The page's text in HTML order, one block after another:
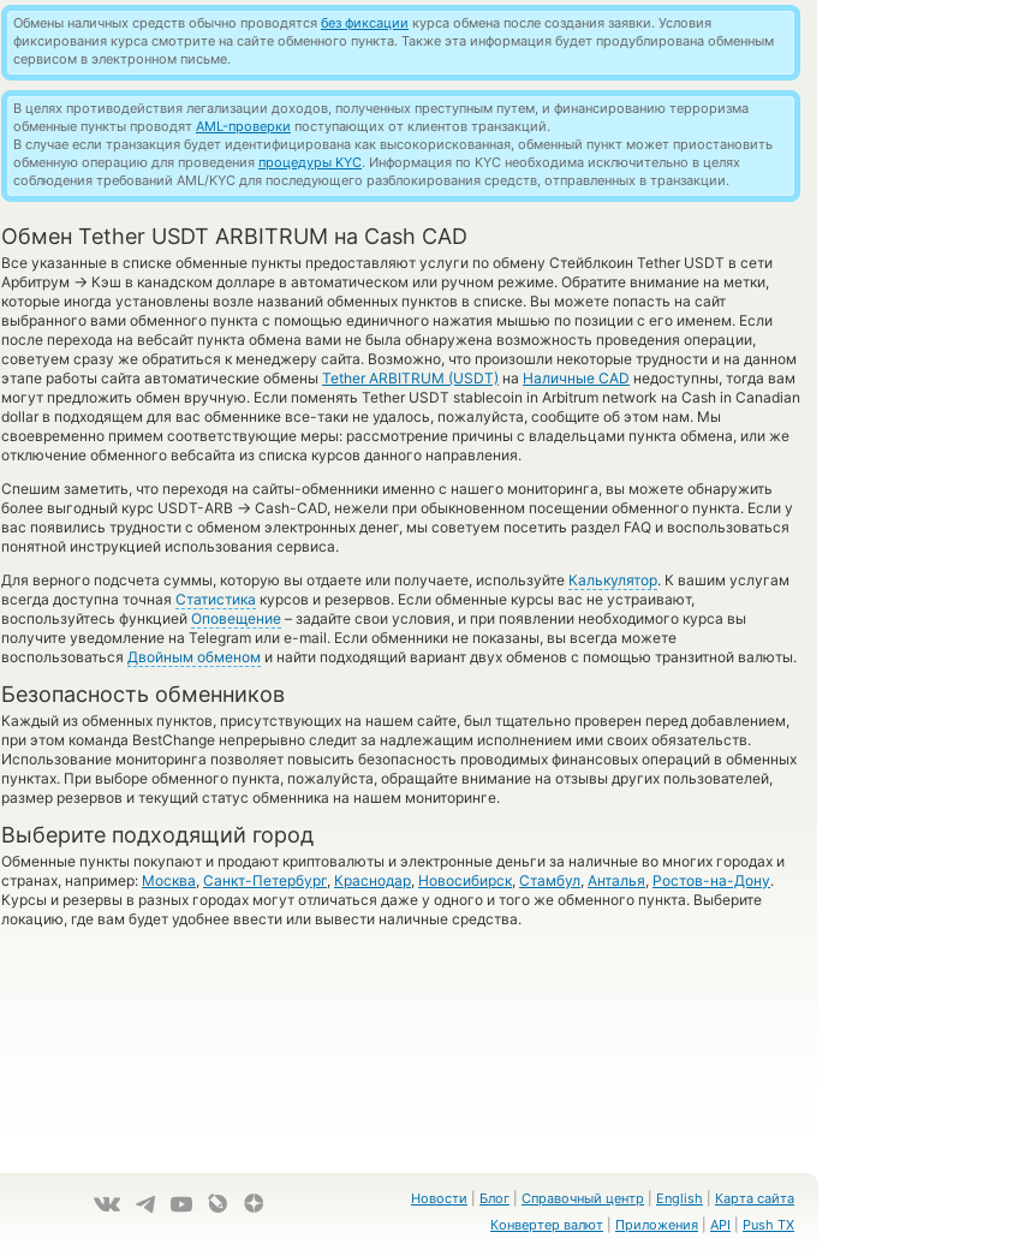
Обмены наличных средств обычно проводятся без фиксации курса обмена после создания заявки. Условия
фиксирования курса смотрите на сайте обменного пункта. Также эта информация будет продублирована обменным
сервисом в электронном письме.
В целях противодействия легализации доходов, полученных преступным путем, и финансированию терроризма
обменные пункты проводят AML-проверки поступающих от клиентов транзакций.
В случае если транзакция будет идентифицирована как высокорискованная, обменный пункт может приостановить
обменную операцию для проведения процедуры KYC. Информация по KYC необходима исключительно в целях
соблюдения требований AML/KYC для последующего разблокирования средств, отправленных в транзакции.
Обмен Tether USDT ARBITRUM на Cash CAD
Все указанные в списке обменные пункты предоставляют услуги по обмену Стейблкоин Tether USDT в сети
Арбитрум → Кэш в канадском долларе в автоматическом или ручном режиме. Обратите внимание на метки,
которые иногда установлены возле названий обменных пунктов в списке. Вы можете попасть на сайт
выбранного вами обменного пункта с помощью единичного нажатия мышью по позиции с его именем. Если
после перехода на вебсайт пункта обмена вами не была обнаружена возможность проведения операции,
советуем сразу же обратиться к менеджеру сайта. Возможно, что произошли некоторые трудности и на данном
этапе работы сайта автоматические обмены Tether ARBITRUM (USDT) на Наличные CAD недоступны, тогда вам
могут предложить обмен вручную. Если поменять Tether USDT stablecoin in Arbitrum network на Cash in Canadian
dollar в подходящем для вас обменнике все-таки не удалось, пожалуйста, сообщите об этом нам. Мы
своевременно примем соответствующие меры: рассмотрение причины с владельцами пункта обмена, или же
отключение обменного вебсайта из списка курсов данного направления.
Спешим заметить, что переходя на сайты-обменники именно с нашего мониторинга, вы можете обнаружить
более выгодный курс USDT-ARB → Cash-CAD, нежели при обыкновенном посещении обменного пункта. Если у
вас появились трудности с обменом электронных денег, мы советуем посетить раздел FAQ и воспользоваться
понятной инструкцией использования сервиса.
Для верного подсчета суммы, которую вы отдаете или получаете, используйте Калькулятор. К вашим услугам
всегда доступна точная Статистика курсов и резервов. Если обменные курсы вас не устраивают,
воспользуйтесь функцией Оповещение – задайте свои условия, и при появлении необходимого курса вы
получите уведомление на Telegram или e-mail. Если обменники не показаны, вы всегда можете
воспользоваться Двойным обменом и найти подходящий вариант двух обменов с помощью транзитной валюты.
Безопасность обменников
Каждый из обменных пунктов, присутствующих на нашем сайте, был тщательно проверен перед добавлением,
при этом команда BestChange непрерывно следит за надлежащим исполнением ими своих обязательств.
Использование мониторинга позволяет повысить безопасность проводимых финансовых операций в обменных
пунктах. При выборе обменного пункта, пожалуйста, обращайте внимание на отзывы других пользователей,
размер резервов и текущий статус обменника на нашем мониторинге.
Выберите подходящий город
Обменные пункты покупают и продают криптовалюты и электронные деньги за наличные во многих городах и
странах, например: Москва, Санкт-Петербург, Краснодар, Новосибирск, Стамбул, Анталья, Ростов-на-Дону.
Курсы и резервы в разных городах могут отличаться даже у одного и того же обменного пункта. Выберите
локацию, где вам будет удобнее ввести или вывести наличные средства.
Новости Блог Справочный центр English
Карта сайта
Конвертер валют
Приложения API Push TX